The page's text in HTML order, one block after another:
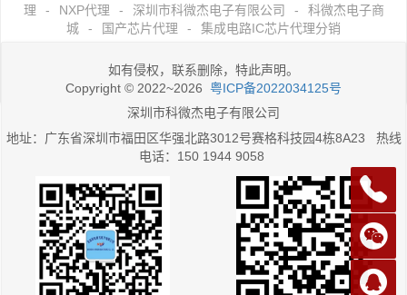
理
- NXP代理 - 深圳市科微杰电子有限公司 -
科微杰电子商
城
- 国产芯片代理 - 集成电路IC芯片代理分销
如有侵权，联系删除，特此声明。
Copyright © 2022~2026 粤ICP备2022034125号
深圳市科微杰电子有限公司
地址：广东省深圳市福田区华强北路3012号赛格科技园4栋8A23 热线
电话：150 1944 9058